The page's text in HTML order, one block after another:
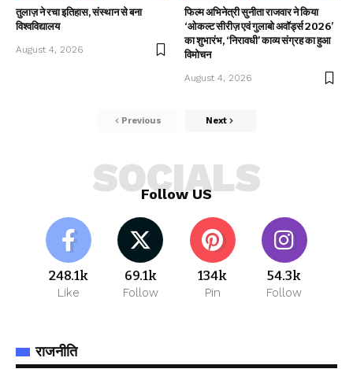
तुलाज़ ने रचा इतिहास, संस्थान से बना
विश्वविद्यालय
August 4, 2026
फिल्म अभिनेत्री सुनीता राजवार ने किया
‘ओकल्ट सीरीज़ एवं गुलाबो अवॉर्ड्स 2026’
का शुभारंभ, ‘निरावधी’ काव्य संग्रह का हुआ
विमोचन
August 4, 2026
Previous Next
Follow US
SOCIALS
248.1k
Like
69.1k
Follow
134k
Pin
54.3k
Follow
राजनीति